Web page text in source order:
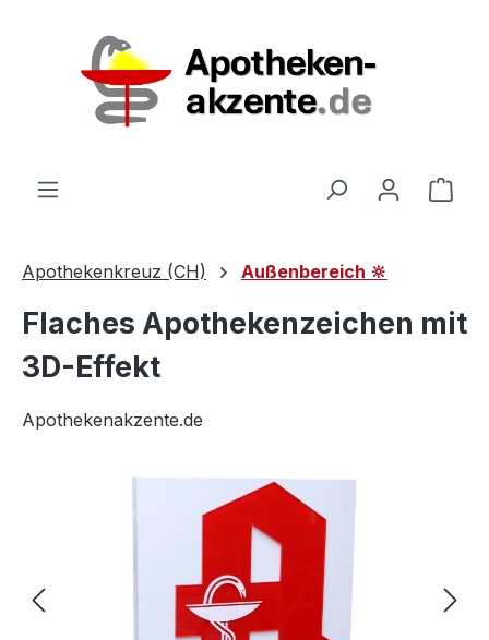
Apothekenkreuz (CH) Außenbereich 🔆
Flaches Apothekenzeichen mit
3D-Effekt
Apothekenakzente.de